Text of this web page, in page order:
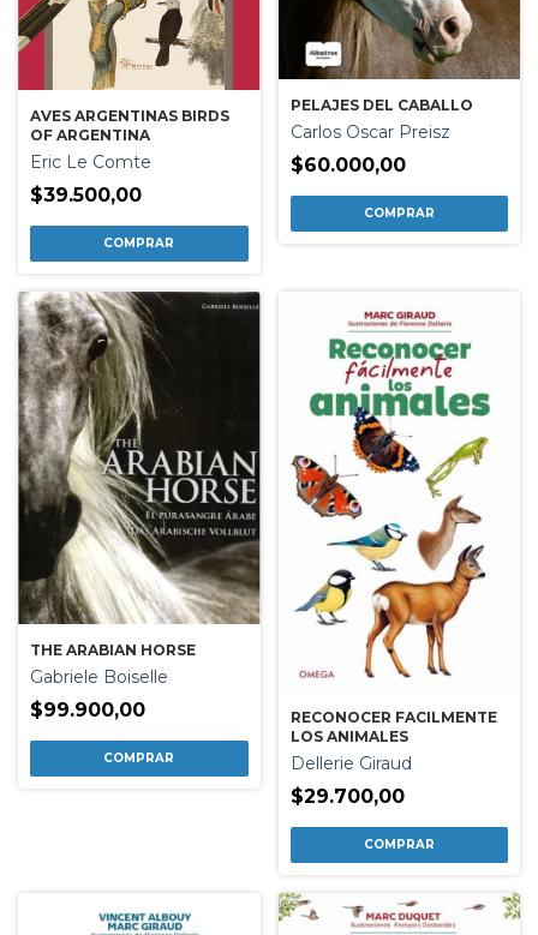
AVES ARGENTINAS BIRDS
OF ARGENTINA
Eric Le Comte
$39.500,00
PELAJES DEL CABALLO
Carlos Oscar Preisz
$60.000,00
THE ARABIAN HORSE
Gabriele Boiselle
$99.900,00
RECONOCER FACILMENTE
LOS ANIMALES
Dellerie Giraud
$29.700,00